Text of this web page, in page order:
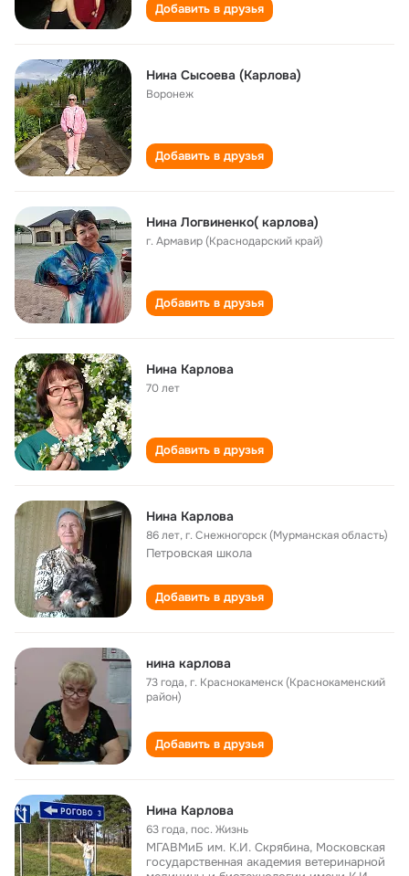
Добавить в друзья
Нина Сысоева (Карлова)
Воронеж
Добавить в друзья
Нина Логвиненко( карлова)
г. Армавир (Краснодарский край)
Добавить в друзья
Нина Карлова
70 лет
Добавить в друзья
Нина Карлова
86 лет,г. Снежногорск (Мурманская область)
Петровская школа
Добавить в друзья
нина карлова
73 года,г. Краснокаменск (Краснокаменский
район)
Добавить в друзья
Нина Карлова
63 года,пос. Жизнь
МГАВМиБ им. К.И. Скрябина, Московская
государственная академия ветеринарной